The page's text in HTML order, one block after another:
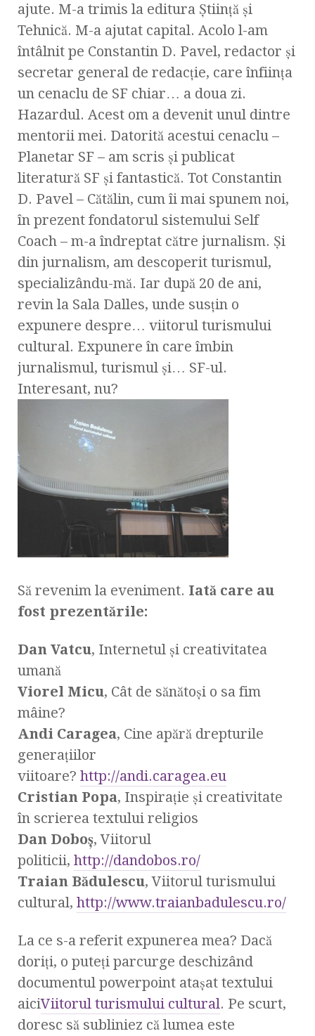
ajute. M-a trimis la editura Ştiinţă şi
Tehnică. M-a ajutat capital. Acolo l-am
întâlnit pe Constantin D. Pavel, redactor şi
secretar general de redacţie, care înfiinţa
un cenaclu de SF chiar… a doua zi.
Hazardul. Acest om a devenit unul dintre
mentorii mei. Datorită acestui cenaclu –
Planetar SF – am scris şi publicat
literatură SF şi fantastică. Tot Constantin
D. Pavel – Cătălin, cum îi mai spunem noi,
în prezent fondatorul sistemului Self
Coach – m-a îndreptat către jurnalism. Şi
din jurnalism, am descoperit turismul,
specializându-mă. Iar după 20 de ani,
revin la Sala Dalles, unde susţin o
expunere despre… viitorul turismului
cultural. Expunere în care îmbin
jurnalismul, turismul şi… SF-ul.
Interesant, nu?
Să revenim la eveniment. Iată care au
fost prezentările:
Dan Vatcu, Internetul şi creativitatea
umană
Viorel Micu, Cât de sănătoşi o sa fim
mâine?
Andi Caragea, Cine apără drepturile
generaţiilor
viitoare? http://andi.caragea.eu
Cristian Popa, Inspiraţie şi creativitate
în scrierea textului religios
Dan Doboş, Viitorul
politicii, http://dandobos.ro/
Traian Bădulescu, Viitorul turismului
cultural, http://www.traianbadulescu.ro/
La ce s-a referit expunerea mea? Dacă
doriţi, o puteţi parcurge deschizând
documentul powerpoint ataşat textului
aiciViitorul turismului cultural. Pe scurt,
doresc să subliniez că lumea este